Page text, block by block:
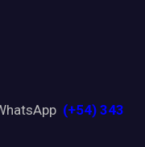
(+54) 343